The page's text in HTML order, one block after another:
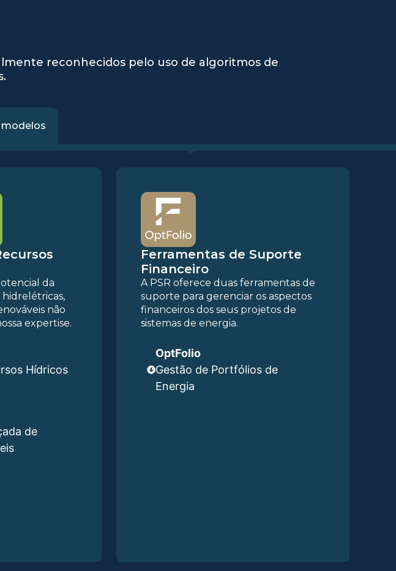
reconhecidos pelo uso de algoritmos de
modelos
da
não
expertise.
Hídricos
de
Ferramentas de Suporte
Financeiro
A PSR oferece duas ferramentas de
suporte para gerenciar os aspectos
financeiros dos seus projetos de
sistemas de energia.
OptFolio
Gestão de Portfólios de
Energia